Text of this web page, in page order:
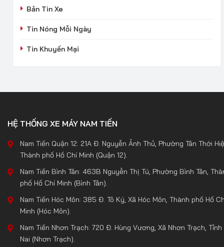
Bản Tin Xe
Tin Nóng Mỗi Ngày
Tin Khuyến Mại
HỆ THỐNG XE MÁY NAM TIẾN
Nam Tiến Quận 12: 21A Đ. Nguyễn Ảnh Thủ, Phường Tân Thới
Thành phố Hồ Chí Minh (Quận 12).
Nam Tiến Bình Tân: 463B Nguyễn Thị Tú, Phường Bình Tân,
phố Hồ Chí Minh (Bình Tân).
Nam Tiến Hóc Môn: 385 Đ. Tô Ký, Xã Hóc Môn, Thành phố Hồ
Minh (Hóc Môn).
Nam Tiến Nhơn Trạch: 720 Đ. Hùng Vương, Xã Nhơn Trạch,
Nai (Nhơn Trạch).